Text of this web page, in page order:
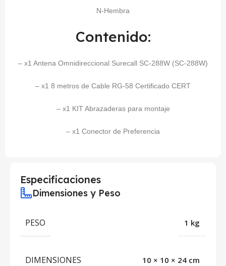
N-Hembra
Contenido:
– x1 Antena Omnidireccional Surecall SC-288W (SC-288W)
– x1 8 metros de Cable RG-58 Certificado CERT
– x1 KIT Abrazaderas para montaje
– x1 Conector de Preferencia
Especificaciones
Dimensiones y Peso
PESO 1 kg
DIMENSIONES 10 × 10 × 24 cm